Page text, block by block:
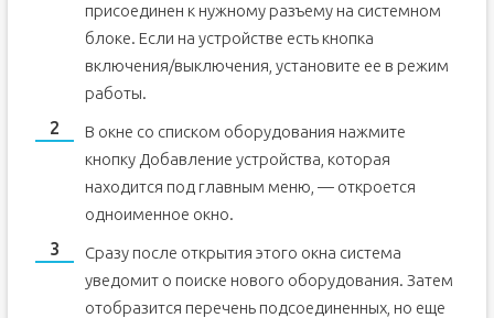
присоединен к нужному разъему на системном
блоке. Если на устройстве есть кнопка
включения/выключения, установите ее в режим
работы.
В окне со списком оборудования нажмите
кнопку Добавление устройства, которая
находится под главным меню, — откроется
одноименное окно.
Сразу после открытия этого окна система
уведомит о поиске нового оборудования. Затем
отобразится перечень подсоединенных, но еще